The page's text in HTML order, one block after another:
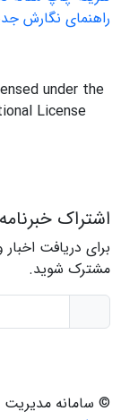
راهنمای نگارش
under the
License
اشتراک خبرنامه
برای دریافت
مشترک شوید.
© سامانه